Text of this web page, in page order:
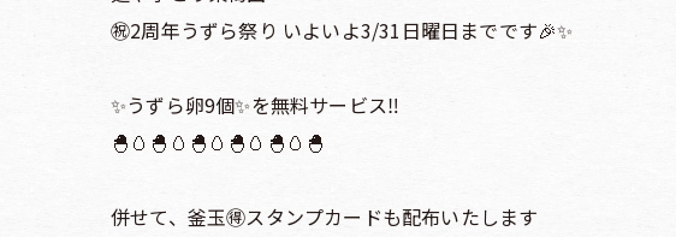
㊗️2周年うずら祭り いよいよ3/31日曜日までです🎉✨
✨うずら卵9個✨を無料サービス‼️
🐣🥚🐣🥚🐣🥚🐣🥚🐣🥚🐣
併せて、釜玉🉐スタンプカードも配布いたします